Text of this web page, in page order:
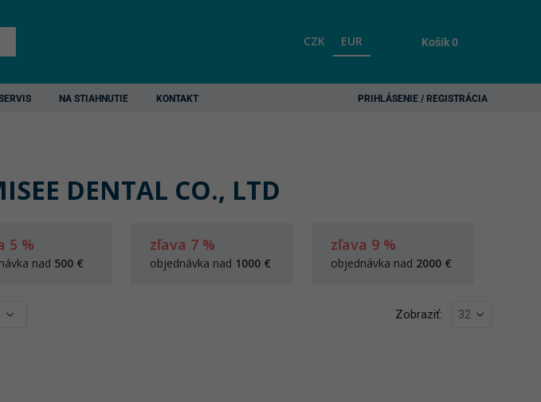
CZK EUR Košík0
NA STIAHNUTIE KONTAKT PRIHLÁSENIE / REGISTRÁCIA
DENTAL CO., LTD
5 %
nad 500 €
zľava 7 %
objednávka nad 1000 €
zľava 9 %
objednávka nad 2000 €
Zobraziť: